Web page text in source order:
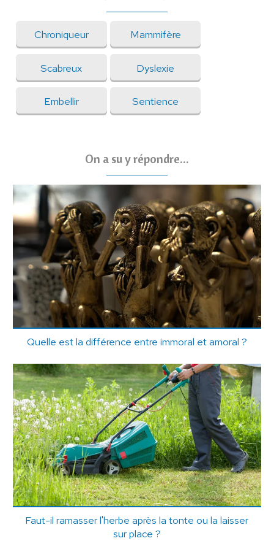
Chroniqueur Mammifère
Scabreux Dyslexie
Embellir Sentience
On a su y répondre...
Quelle est la différence entre immoral et amoral ?
Faut-il ramasser l'herbe après la tonte ou la laisser
sur place ?